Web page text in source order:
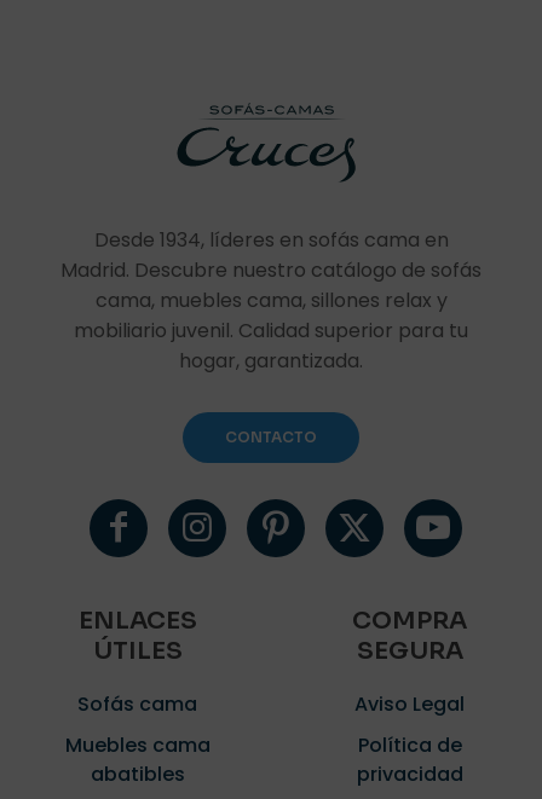
Desde 1934, líderes en sofás cama en
Madrid. Descubre nuestro catálogo de sofás
cama, muebles cama, sillones relax y
mobiliario juvenil. Calidad superior para tu
hogar, garantizada.
CONTACTO
ENLACES
ÚTILES
Sofás cama
Muebles cama
abatibles
COMPRA
SEGURA
Aviso Legal
Política de
privacidad